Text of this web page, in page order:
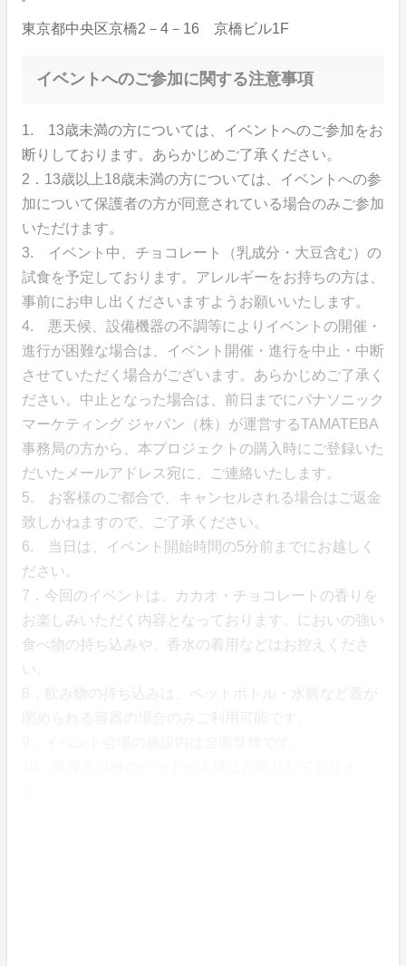
東京都中央区京橋2－4－16 京橋ビル1F
イベントへのご参加に関する注意事項
1. 13歳未満の方については、イベントへのご参加をお
断りしております。あらかじめご了承ください。
2．13歳以上18歳未満の方については、イベントへの参
加について保護者の方が同意されている場合のみご参加
いただけます。
3. イベント中、チョコレート（乳成分・大豆含む）の
試食を予定しております。アレルギーをお持ちの方は、
事前にお申し出くださいますようお願いいたします。
4. 悪天候、設備機器の不調等によりイベントの開催・
進行が困難な場合は、イベント開催・進行を中止・中断
させていただく場合がございます。あらかじめご了承く
ださい。中止となった場合は、前日までにパナソニック
マーケティング ジャパン（株）が運営するTAMATEBA
事務局の方から、本プロジェクトの購入時にご登録いた
だいたメールアドレス宛に、ご連絡いたします。
5. お客様のご都合で、キャンセルされる場合はご返金
致しかねますので、ご了承ください。
6. 当日は、イベント開始時間の5分前までにお越しく
ださい。
7．今回のイベントは、カカオ・チョコレートの香りを
お楽しみいただく内容となっております。においの強い
食べ物の持ち込みや、香水の着用などはお控えくださ
い。
8．飲み物の持ち込みは、ペットボトル・水筒など蓋が